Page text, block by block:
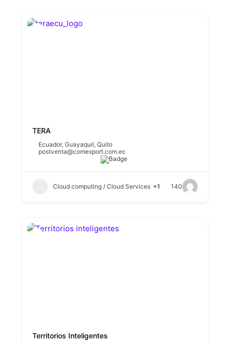
TERA
Ecuador,Guayaquil,Quito
postventa@comexport.com.ec
Cloud computing / Cloud Services +1 140
Territorios Inteligentes